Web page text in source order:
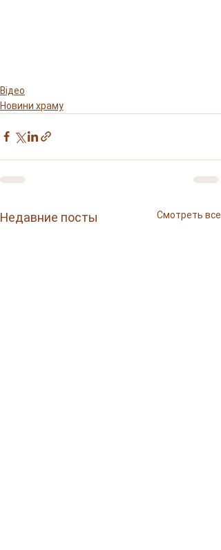
Відео
Новини храму
Недавние посты Смотреть все